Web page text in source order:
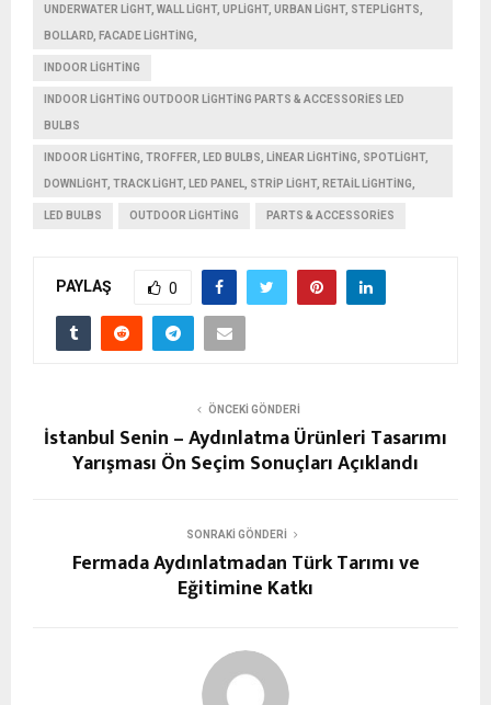
UNDERWATER LIGHT, WALL LIGHT, UPLIGHT, URBAN LIGHT, STEPLIGHTS,
BOLLARD, FACADE LIGHTING,
INDOOR LIGHTING
INDOOR LIGHTING OUTDOOR LIGHTING PARTS & ACCESSORIES LED
BULBS
INDOOR LIGHTING, TROFFER, LED BULBS, LINEAR LIGHTING, SPOTLIGHT,
DOWNLIGHT, TRACK LIGHT, LED PANEL, STRIP LIGHT, RETAIL LIGHTING,
LED BULBS OUTDOOR LIGHTING PARTS & ACCESSORIES
PAYLAŞ 0
ÖNCEKI GÖNDERI
İstanbul Senin – Aydınlatma Ürünleri Tasarımı
Yarışması Ön Seçim Sonuçları Açıklandı
SONRAKI GÖNDERI
Fermada Aydınlatmadan Türk Tarımı ve
Eğitimine Katkı